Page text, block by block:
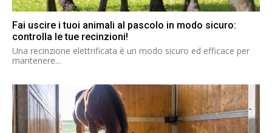
Fai uscire i tuoi animali al pascolo in modo sicuro:
controlla le tue recinzioni!
Una recinzione elettrificata è un modo sicuro ed efficace per
mantenere...